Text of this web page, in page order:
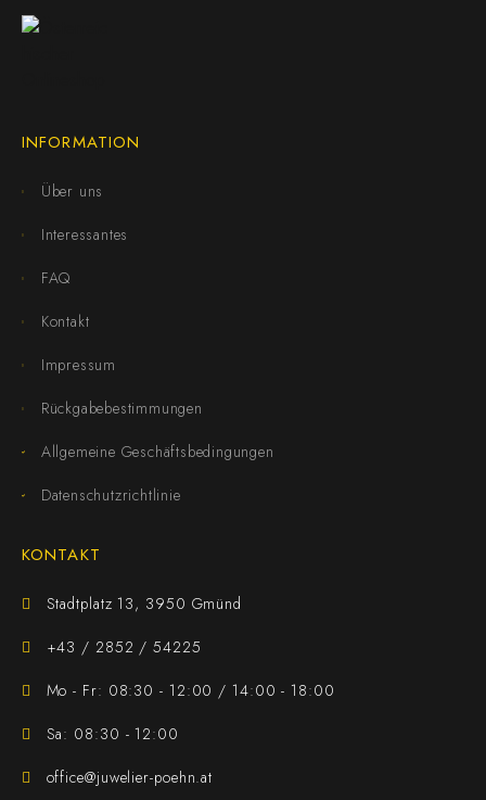
INFORMATION
Über uns
Interessantes
FAQ
Kontakt
Impressum
Rückgabebestimmungen
Allgemeine Geschäftsbedingungen
Datenschutzrichtlinie
KONTAKT
Stadtplatz 13, 3950 Gmünd
+43 / 2852 / 54225
Mo - Fr: 08:30 - 12:00 / 14:00 - 18:00
Sa: 08:30 - 12:00
office@juwelier-poehn.at